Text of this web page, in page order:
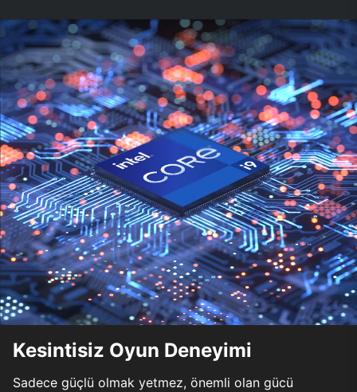
Kesintisiz Oyun Deneyimi
Sadece güçlü olmak yetmez, önemli olan gücü